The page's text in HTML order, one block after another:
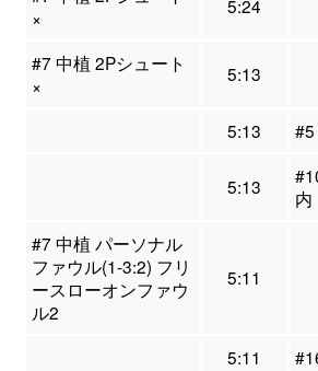
×
5:24
#7 中植 2Pシュート
×
5:13
5:13
5:13
内
#7 中植 パーソナル
ファウル(1-3:2) フリ
ースローオンファウ
ル2
5:11
5:11